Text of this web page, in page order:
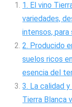
1. El vino
variedades,
intensos,
2. Producido
suelos ricos
esencia del
3. La calidad
Tierra Blanca